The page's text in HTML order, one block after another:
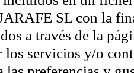
SL con la
a través de la
servicios y/o